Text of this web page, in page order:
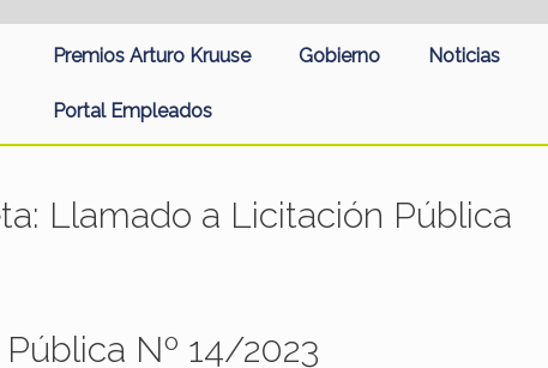
Premios Arturo Kruuse Gobierno Noticias
Portal Empleados
Llamado a Licitación Pública
Nº 14/2023